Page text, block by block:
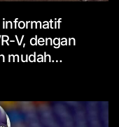
informatif
V, dengan
mudah